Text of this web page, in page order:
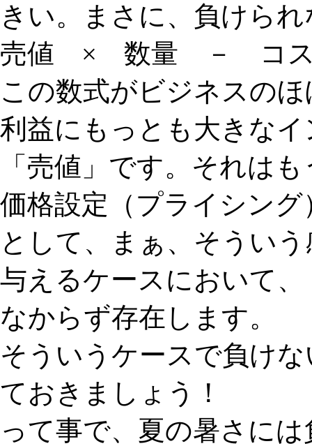
きい。まさに、負けら
売値 × 数量 － コ
この数式がビジネスの
利益にもっとも大きな
「売値」です。それは
価格設定（プライシン
として、まぁ、そうい
与えるケースにおいて
なからず存在します。
そういうケースで負け
ておきましょう！
って事で、夏の暑さに